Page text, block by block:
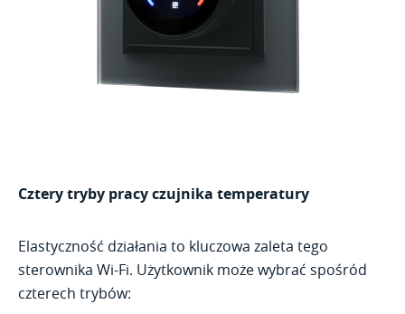
Cztery tryby pracy czujnika temperatury
Elastyczność działania to kluczowa zaleta tego
sterownika Wi-Fi. Użytkownik może wybrać spośród
czterech trybów: